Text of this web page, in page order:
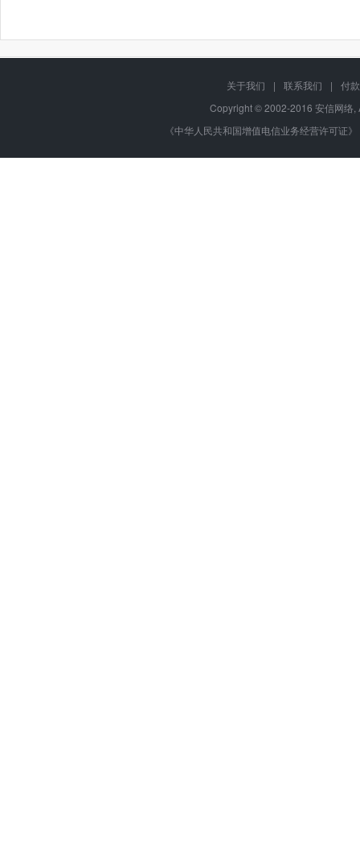
关于我们 | 联系我们 |
付
Copyright © 2002-2016 安信网
《中华人民共和国增值电信业务经营许可